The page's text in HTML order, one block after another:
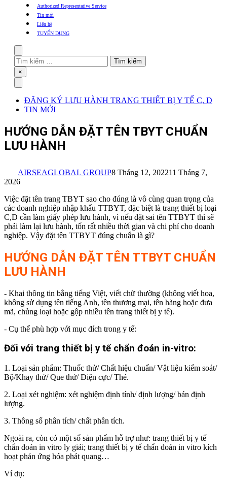
Authorized Representative Service
Tin mới
Liên hệ
TUYỂN DỤNG
Tìm
kiếm
cho:
Close
×
ĐĂNG KÝ LƯU HÀNH TRANG THIẾT BỊ Y TẾ C, D
TIN MỚI
HƯỚNG DẪN ĐẶT TÊN TBYT CHUẨN
LƯU HÀNH
AIRSEAGLOBAL GROUP8 Tháng 12, 202211 Tháng 7,
2026
Việc đặt tên trang TBYT sao cho đúng là vô cùng quan trọng của
các doanh nghiệp nhập khẩu TTBYT, đặc biệt là trang thiết bị loại
C,D cần làm giấy phép lưu hành, vì nếu đặt sai tên TTBYT thì sẽ
phải làm lại lưu hành, tốn rất nhiều thời gian và chi phí cho doanh
nghiệp. Vậy đặt tên TTBYT đúng chuẩn là gì?
HƯỚNG DẪN ĐẶT TÊN TTBYT CHUẨN
LƯU HÀNH
- Khai thông tin bằng tiếng Việt, viết chữ thường (không viết hoa,
không sử dụng tên tiếng Anh, tên thương mại, tên hãng hoặc đưa
mã, chủng loại hoặc gộp nhiều tên trang thiết bị y tế).
- Cụ thể phù hợp với mục đích trong y tế:
Đối với trang thiết bị y tế chẩn đoán in-vitro:
1. Loại sản phẩm: Thuốc thử/ Chất hiệu chuẩn/ Vật liệu kiểm soát/
Bộ/Khay thử/ Que thử/ Điện cực/ Thẻ.
2. Loại xét nghiệm: xét nghiệm định tính/ định lượng/ bán định
lượng.
3. Thông số phân tích/ chất phân tích.
Ngoài ra, còn có một số sản phẩm hỗ trợ như: trang thiết bị y tế
chẩn đoán in vitro ly giải; trang thiết bị y tế chẩn đoán in vitro kích
hoạt phản ứng hóa phát quang…
Ví dụ: